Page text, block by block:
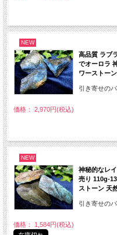
NEW
高品質 ラブ
でオーロラ
ワーストー
引き寄せの
価格： 2,970円(税込)
NEW
神秘的なレ
売り 110g-
ストーン 天
引き寄せの
価格： 1,584円(税込)